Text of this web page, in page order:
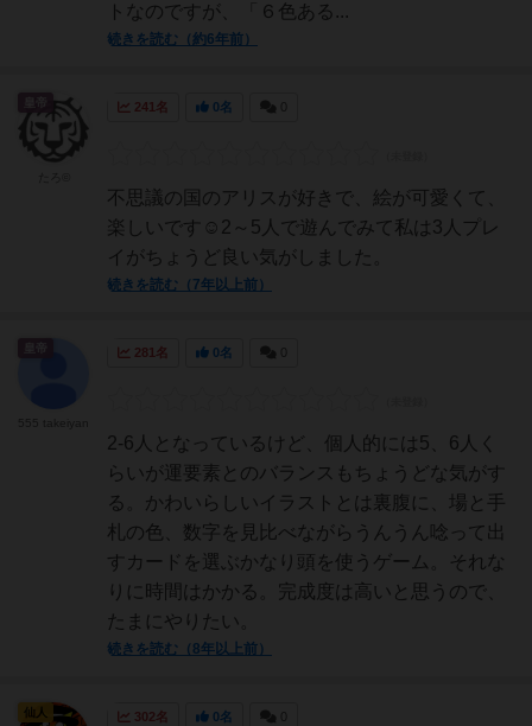
トなのですが、「６色ある...
続きを読む（約6年前）
241名 0名
不思議の国のアリスが好きで、絵が可愛くて、
楽しいです☺️2～5人で遊んでみて私は3人プレ
イがちょうど良い気がしました。
続きを読む（7年以上前）
皇帝
281名 0名
2-6人となっているけど、個人的には5、6人く
らいが運要素とのバランスもちょうどな気がす
る。かわいらしいイラストとは裏腹に、場と手
札の色、数字を見比べながらうんうん唸って出
すカードを選ぶかなり頭を使うゲーム。それな
りに時間はかかる。完成度は高いと思うので、
たまにやりたい。
続きを読む（8年以上前）
302名 0名
仙人